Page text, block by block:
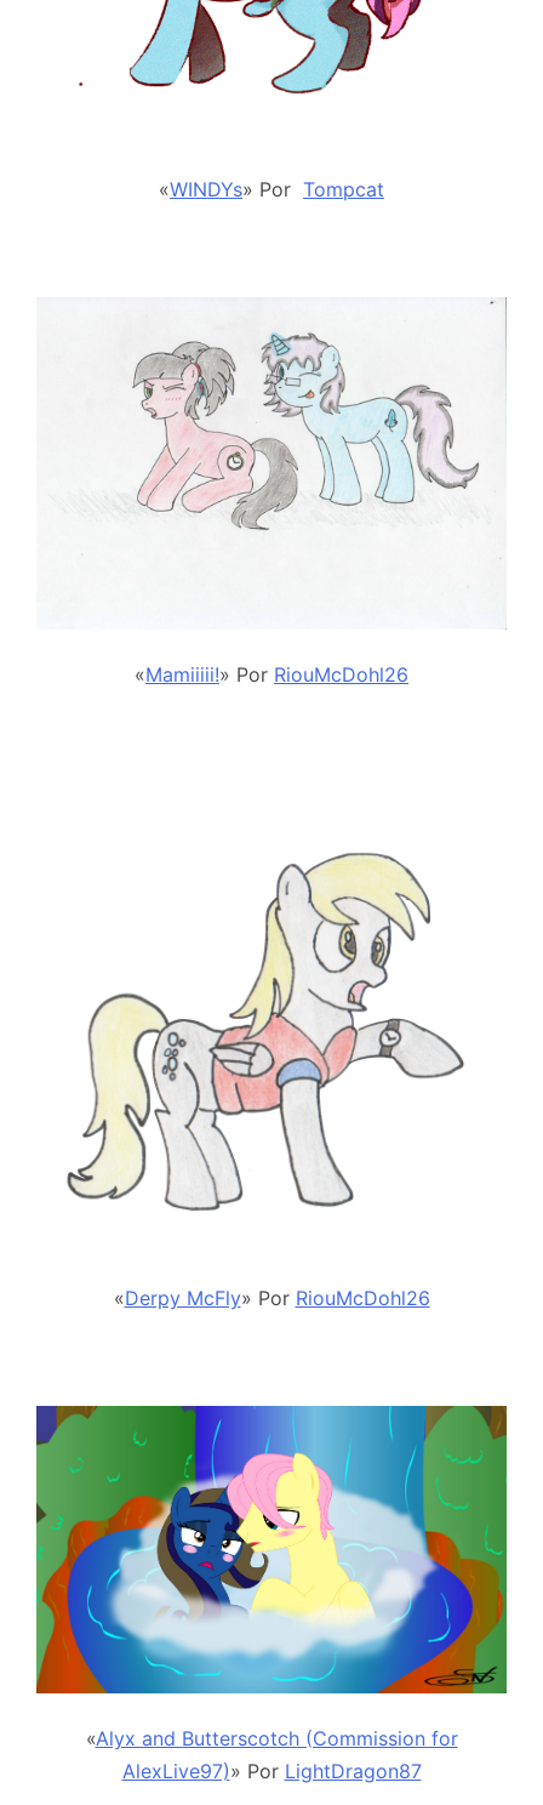
«WINDYs» Por Tompcat
«Mamiiiii!» Por RiouMcDohl26
«Derpy McFly» Por RiouMcDohl26
«Alyx and Butterscotch (Commission for
AlexLive97)» Por LightDragon87